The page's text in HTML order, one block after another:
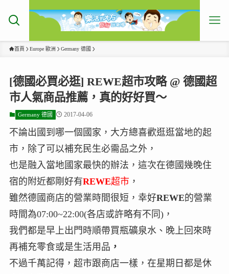
首頁 Europe 歐洲 Germany 德國
[德國必買必逛] REWE超市攻略 @ 德國超
市人氣商品推薦，真的好好買～
Germany 德國 2017-04-06
不論出國到哪一個國家，大方總喜歡逛逛當地的起
市，除了可以補充民生必需品之外，
也是融入當地國家最快的辦法，這次在德國幾晚住
宿的附近都剛好有REWE超市 ，
雖然德國商店的營業時間很短，幸好REWE的營業
時間為07:00~22:00(各店或許略有不同)，
我們都是早上出門時順帶買瓶礦泉水、晚上回來時
再補充零食或是生活用品 ，
不過千萬記得，超市跟商店一樣，在星期日都是休